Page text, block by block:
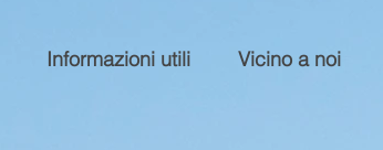
Informazioni utili Vicino a noi